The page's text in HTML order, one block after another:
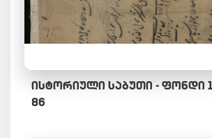
ᲘᲡᲢᲝᲠᲘᲣᲚᲘ ᲡᲐᲑᲣᲗᲘ - ᲤᲝᲜᲓᲘ
86